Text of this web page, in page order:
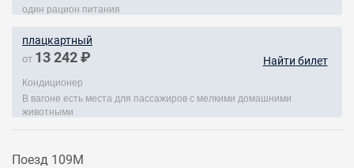
один рацион питания
плацкартный
от 13 242 ₽ Найти билет
Кондиционер
В вагоне есть места для пассажиров с мелкими домашними
животными
Поезд 109М